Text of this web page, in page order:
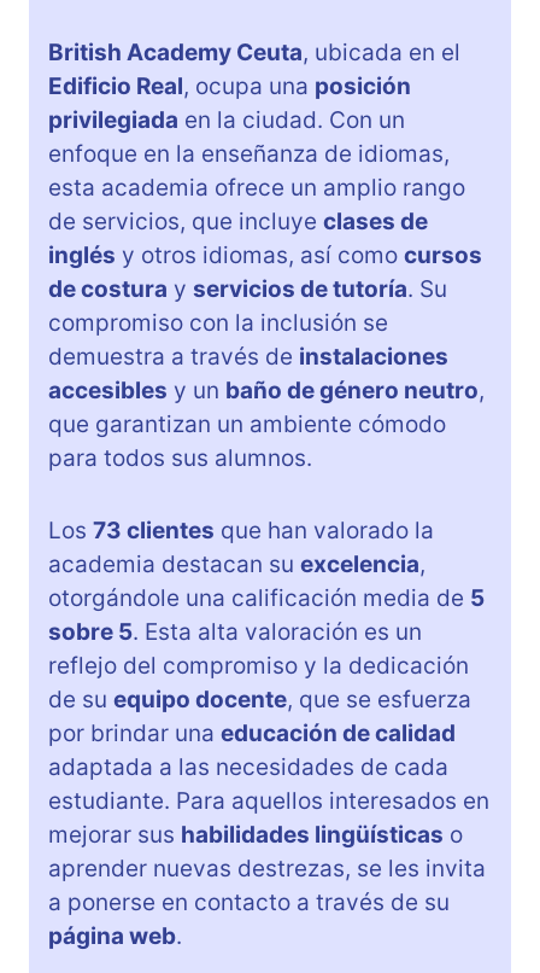
British Academy Ceuta, ubicada en el
Edificio Real, ocupa una posición
privilegiada en la ciudad. Con un
enfoque en la enseñanza de idiomas,
esta academia ofrece un amplio rango
de servicios, que incluye clases de
inglés y otros idiomas, así como cursos
de costura y servicios de tutoría. Su
compromiso con la inclusión se
demuestra a través de instalaciones
accesibles y un baño de género neutro,
que garantizan un ambiente cómodo
para todos sus alumnos.
Los 73 clientes que han valorado la
academia destacan su excelencia,
otorgándole una calificación media de 5
sobre 5. Esta alta valoración es un
reflejo del compromiso y la dedicación
de su equipo docente, que se esfuerza
por brindar una educación de calidad
adaptada a las necesidades de cada
estudiante. Para aquellos interesados en
mejorar sus habilidades lingüísticas o
aprender nuevas destrezas, se les invita
a ponerse en contacto a través de su
página web.